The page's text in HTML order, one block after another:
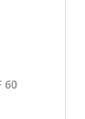
LF 60